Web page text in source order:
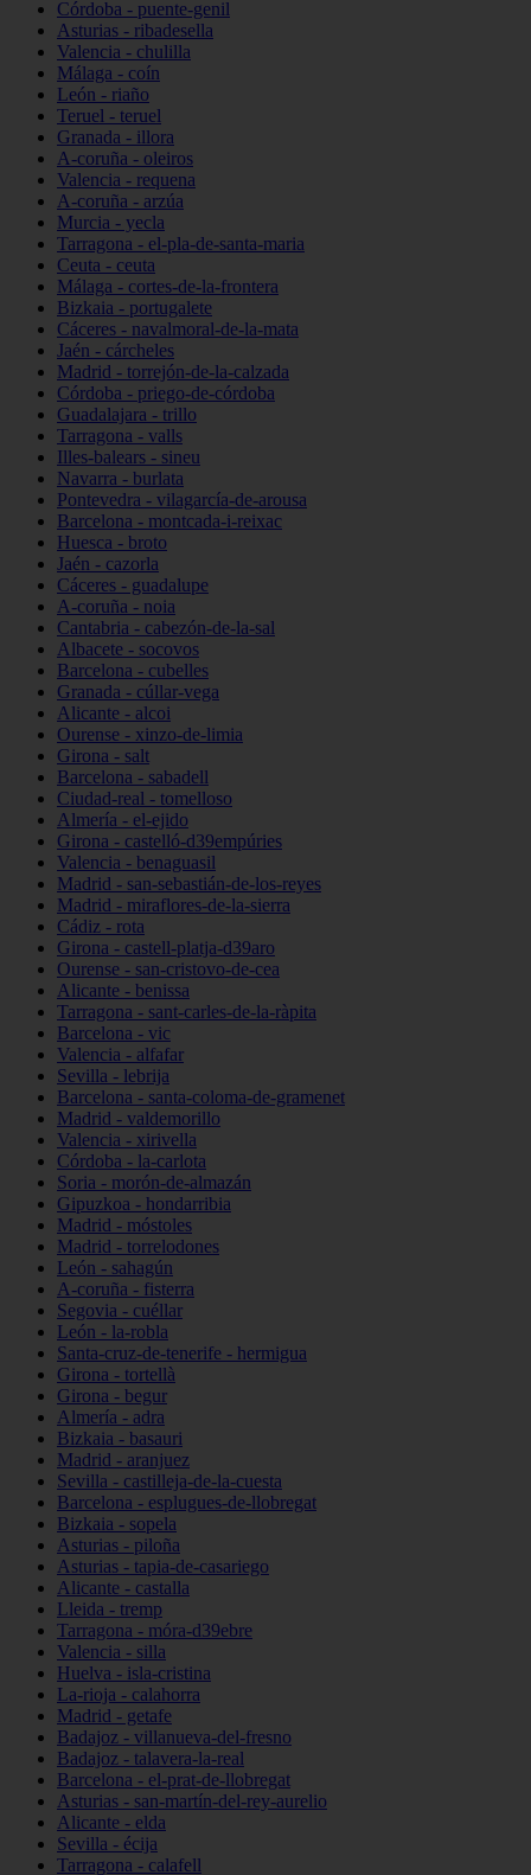
Córdoba - puente-genil
Asturias - ribadesella
Valencia - chulilla
Málaga - coín
León - riaño
Teruel - teruel
Granada - illora
A-coruña - oleiros
Valencia - requena
A-coruña - arzúa
Murcia - yecla
Tarragona - el-pla-de-santa-maria
Ceuta - ceuta
Málaga - cortes-de-la-frontera
Bizkaia - portugalete
Cáceres - navalmoral-de-la-mata
Jaén - cárcheles
Madrid - torrejón-de-la-calzada
Córdoba - priego-de-córdoba
Guadalajara - trillo
Tarragona - valls
Illes-balears - sineu
Navarra - burlata
Pontevedra - vilagarcía-de-arousa
Barcelona - montcada-i-reixac
Huesca - broto
Jaén - cazorla
Cáceres - guadalupe
A-coruña - noia
Cantabria - cabezón-de-la-sal
Albacete - socovos
Barcelona - cubelles
Granada - cúllar-vega
Alicante - alcoi
Ourense - xinzo-de-limia
Girona - salt
Barcelona - sabadell
Ciudad-real - tomelloso
Almería - el-ejido
Girona - castelló-d39empúries
Valencia - benaguasil
Madrid - san-sebastián-de-los-reyes
Madrid - miraflores-de-la-sierra
Cádiz - rota
Girona - castell-platja-d39aro
Ourense - san-cristovo-de-cea
Alicante - benissa
Tarragona - sant-carles-de-la-ràpita
Barcelona - vic
Valencia - alfafar
Sevilla - lebrija
Barcelona - santa-coloma-de-gramenet
Madrid - valdemorillo
Valencia - xirivella
Córdoba - la-carlota
Soria - morón-de-almazán
Gipuzkoa - hondarribia
Madrid - móstoles
Madrid - torrelodones
León - sahagún
A-coruña - fisterra
Segovia - cuéllar
León - la-robla
Santa-cruz-de-tenerife - hermigua
Girona - tortellà
Girona - begur
Almería - adra
Bizkaia - basauri
Madrid - aranjuez
Sevilla - castilleja-de-la-cuesta
Barcelona - esplugues-de-llobregat
Bizkaia - sopela
Asturias - piloña
Asturias - tapia-de-casariego
Alicante - castalla
Lleida - tremp
Tarragona - móra-d39ebre
Valencia - silla
Huelva - isla-cristina
La-rioja - calahorra
Madrid - getafe
Badajoz - villanueva-del-fresno
Badajoz - talavera-la-real
Barcelona - el-prat-de-llobregat
Asturias - san-martín-del-rey-aurelio
Alicante - elda
Sevilla - écija
Tarragona - calafell